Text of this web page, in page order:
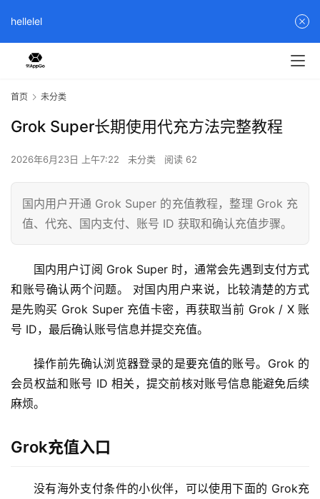
首页 未分类
Grok Super长期使用代充方法完整教程
2026年6月23日 上午7:22 未分类 阅读 62
国内用户开通 Grok Super 的充值教程，整理 Grok 充
值、代充、国内支付、账号 ID 获取和确认充值步骤。
国内用户订阅 Grok Super 时，通常会先遇到支付方式
和账号确认两个问题。 对国内用户来说，比较清楚的方式
是先购买 Grok Super 充值卡密，再获取当前 Grok / X 账
号 ID，最后确认账号信息并提交充值。
操作前先确认浏览器登录的是要充值的账号。Grok 的
会员权益和账号 ID 相关，提交前核对账号信息能避免后续
麻烦。
Grok充值入口
没有海外支付条件的小伙伴，可以使用下面的 Grok充
hellelel